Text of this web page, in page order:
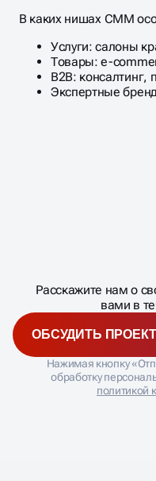
В каких нишах СММ
Услуги: салоны
Товары: e-
B2B: консалтинг,
Экспертные
Расскажите нам о
вами в
ОБСУДИТЬ ПРОЕКТ
Нажимая кнопку
обработку
политикой